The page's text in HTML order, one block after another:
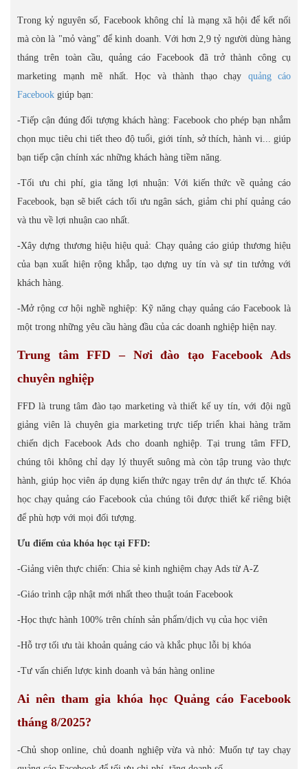
Trong kỷ nguyên số, Facebook không chỉ là mạng xã hội để kết nối
mà còn là "mỏ vàng" để kinh doanh. Với hơn 2,9 tỷ người dùng hàng
tháng trên toàn cầu, quảng cáo Facebook đã trở thành công cụ
marketing mạnh mẽ nhất. Học và thành thạo chạy quảng cáo
Facebook giúp bạn:
-Tiếp cận đúng đối tượng khách hàng: Facebook cho phép bạn nhắm
chọn mục tiêu chi tiết theo độ tuổi, giới tính, sở thích, hành vi... giúp
bạn tiếp cận chính xác những khách hàng tiềm năng.
-Tối ưu chi phí, gia tăng lợi nhuận: Với kiến thức về quảng cáo
Facebook, bạn sẽ biết cách tối ưu ngân sách, giảm chi phí quảng cáo
và thu về lợi nhuận cao nhất.
-Xây dựng thương hiệu hiệu quả: Chạy quảng cáo giúp thương hiệu
của bạn xuất hiện rộng khắp, tạo dựng uy tín và sự tin tưởng với
khách hàng.
-Mở rộng cơ hội nghề nghiệp: Kỹ năng chạy quảng cáo Facebook là
một trong những yêu cầu hàng đầu của các doanh nghiệp hiện nay.
Trung tâm FFD – Nơi đào tạo Facebook Ads
chuyên nghiệp
FFD là trung tâm đào tạo marketing và thiết kế uy tín, với đội ngũ
giảng viên là chuyên gia marketing trực tiếp triển khai hàng trăm
chiến dịch Facebook Ads cho doanh nghiệp. Tại trung tâm FFD,
chúng tôi không chỉ dạy lý thuyết suông mà còn tập trung vào thực
hành, giúp học viên áp dụng kiến thức ngay trên dự án thực tế. Khóa
học chạy quảng cáo Facebook của chúng tôi được thiết kế riêng biệt
để phù hợp với mọi đối tượng.
Ưu điểm của khóa học tại FFD:
-Giảng viên thực chiến: Chia sẻ kinh nghiệm chạy Ads từ A-Z
-Giáo trình cập nhật mới nhất theo thuật toán Facebook
-Học thực hành 100% trên chính sản phẩm/dịch vụ của học viên
-Hỗ trợ tối ưu tài khoản quảng cáo và khắc phục lỗi bị khóa
-Tư vấn chiến lược kinh doanh và bán hàng online
Ai nên tham gia khóa học Quảng cáo Facebook
tháng 8/2025?
-Chủ shop online, chủ doanh nghiệp vừa và nhỏ: Muốn tự tay chạy